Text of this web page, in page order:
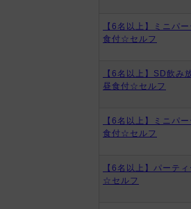
【6名以上】ミニパ
食付☆セルフ
【6名以上】SD飲み
昼食付☆セルフ
【6名以上】ミニパ
食付☆セルフ
【6名以上】パーテ
☆セルフ